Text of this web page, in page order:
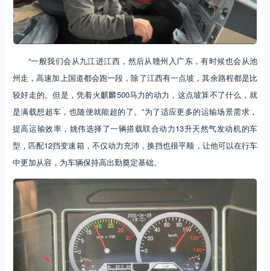
“一般我们会从九江进江西，然后从赣州入广东，有时候也会从池
州走，高速加上国道都会跑一段，除了江西有一点坡，其余路程都是比
较好走的。但是，凭着火麒麟500马力的动力，这点坡算不了什么，就
是满载想超车，也随便就能超的了。”为了适应更多的运输场景需求，
提高运输效率，姚伟选择了一辆搭载联合动力13升天然气发动机的车
型，匹配12挡变速箱，不仅动力充沛，换挡也很平顺，让他可以在行车
中更加从容，为车辆保持高出勤奠定基础。